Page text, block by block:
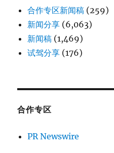
合作专区新闻稿 (259)
新闻分享 (6,063)
新闻稿 (1,469)
试驾分享 (176)
合作专区
PR Newswire